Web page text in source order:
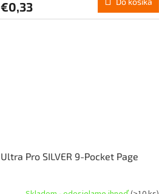
€0,33
Ultra Pro SILVER 9-Pocket Page